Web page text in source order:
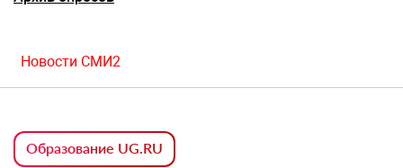
Новости СМИ2
Образование UG.RU